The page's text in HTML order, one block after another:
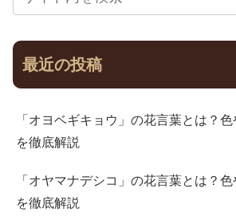
最近の投稿
「オヨベギキョウ」の花言葉とは？
を徹底解説
「オヤマナデシコ」の花言葉とは？
を徹底解説